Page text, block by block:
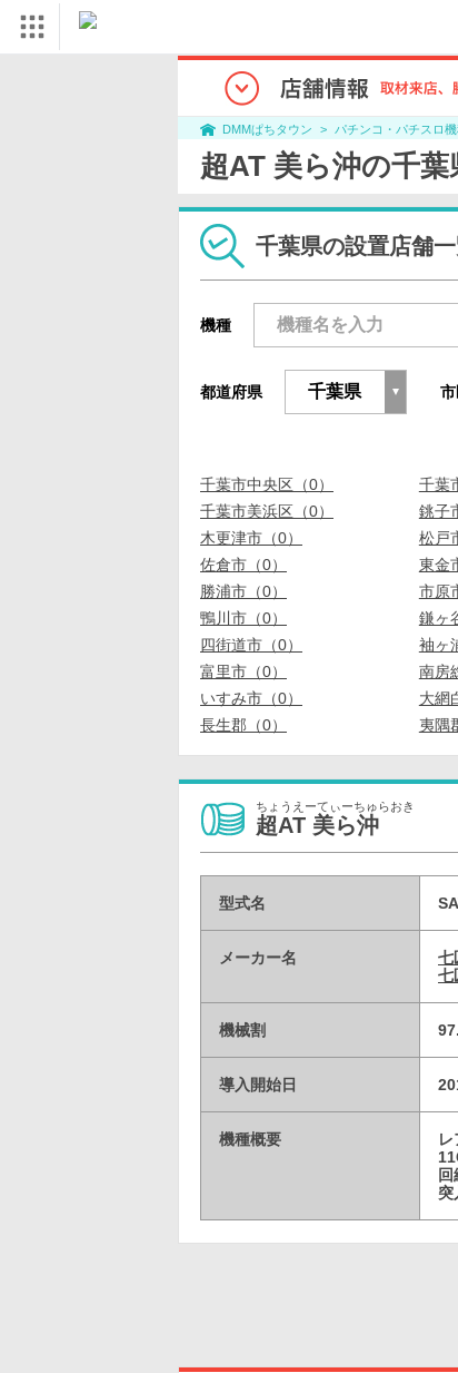
DMMぱちタウン パチンコ・パチスロ
超AT 美ら沖の千
千葉県の設置店舗
機種
都道府県
千葉市中央区（0） 千葉
千葉市美浜区（0）
銚子
木更津市（0）
松戸
佐倉市（0）
東金
勝浦市（0）
市原
鴨川市（0）
鎌ヶ
四街道市（0）
袖ヶ
富里市（0）
南房
いすみ市（0）
大網
長生郡（0）
夷隅
ちょうえーてぃーちゅらおき
超AT 美ら沖
型式名
メーカー名
七
七
機械割
導入開始日
機種概要
突